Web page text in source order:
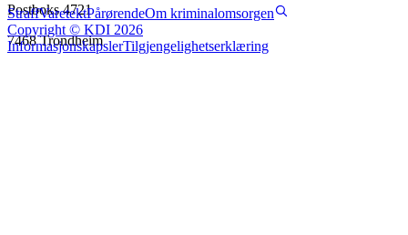
Postboks 4721
7468 Trondheim
StraffVaretektPårørendeOm kriminalomsorgen
Copyright © KDI 2026
InformasjonskapslerTilgjengelighetserklæring